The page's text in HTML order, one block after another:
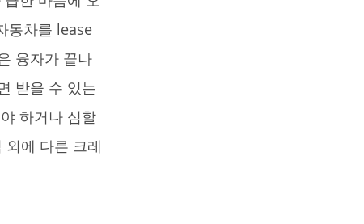
동차를 lease
융자가 끝나
받을 수 있는
하거나 심할
에 다른 크레